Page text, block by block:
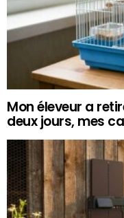
Mon éleveur a
deux jours, mes